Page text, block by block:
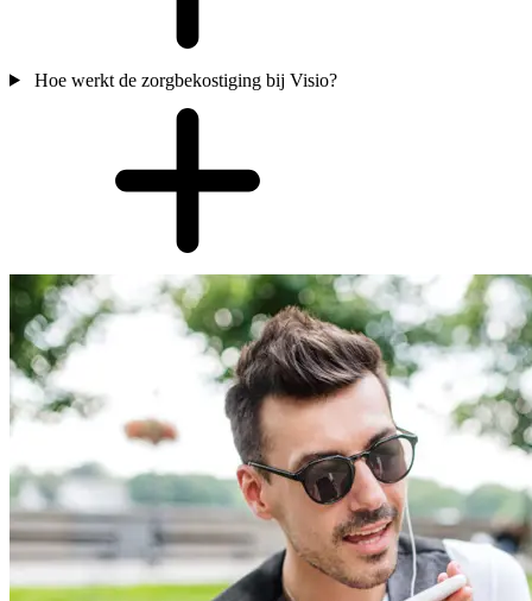
Hoe werkt de zorgbekostiging bij Visio?